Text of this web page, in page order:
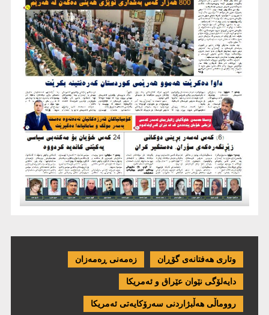
وتاری هەفتانەی گۆڕان زەمەنی ڕەمەزان
دایەلۆگی نێوان عێراق و ئەمریكا
رووماڵی هەڵبژاردنی سەرۆکایەتی ئەمریکا